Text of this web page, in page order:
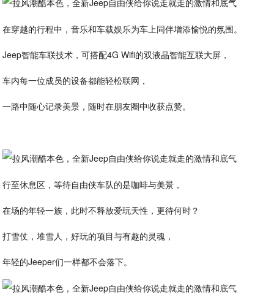
在穿越的行程中，音乐和车载娱乐为车上同伴增添愉悦的氛围。
Jeep智能车联技术，可搭配4G Wifi的双液晶智能互联大屏，
车内每一位成员的设备都能轻松联网，
一路中随心记录美景，随时在朋友圈中收获点赞。
行至休息区，等待自由侠车队的是咖啡与美景，
在场的年轻一族，此时不释放爱玩天性，更待何时？
打雪仗，堆雪人，好玩的项目与有趣的灵魂，
年轻的Jeeper们一样都不会落下。